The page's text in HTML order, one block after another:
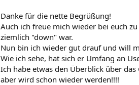
Danke für die nette Begrüßung!
Auch ich freue mich wieder bei euch
ziemlich "down" war.
Nun bin ich wieder gut drauf und will
Wie ich sehe, hat sich er Umfang an
Ich habe etwas den Überblick über
aber wird schon wieder werden!!!!